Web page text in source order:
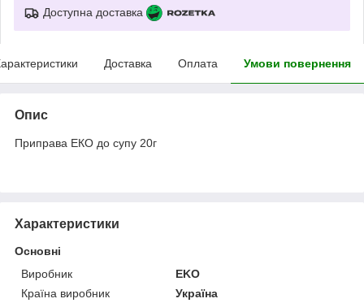
Доступна доставка
Доставка Оплата Умови повернення
Опис
Приправа ЕКО до супу 20г
Характеристики
Основні
Виробник
EKO
Країна виробник
Україна